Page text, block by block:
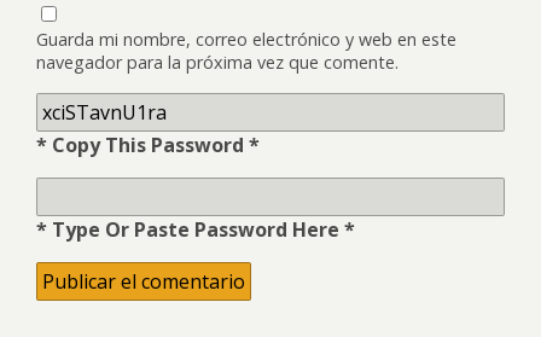
Guarda mi nombre, correo electrónico y web en este
navegador para la próxima vez que comente.
* Copy This Password *
* Type Or Paste Password Here *